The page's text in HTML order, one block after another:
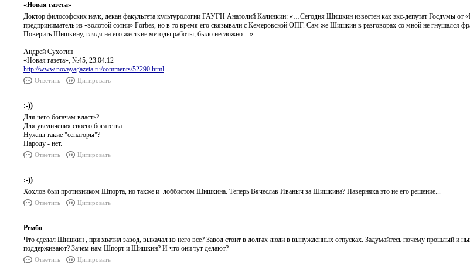
«Новая газета»
Доктор философских наук, декан факультета культурологии ГАУГН Анатолий Калинкин: «…Сегодня Шишкин известен как экс-депутат Госдумы от
предприниматель из «золотой сотни» Forbes, но в то время его связывали с Кемеровской ОПГ. Сам же Шишкин в разговорах со мной не гнушался
Поверить Шишкину, глядя на его жесткие методы работы, было несложно…»
Андрей Сухотин
«Новая газета», №45, 23.04.12
http://www.novayagazeta.ru/comments/52290.html
Ответить Цитировать
:-))
Для чего богачам власть?
Для увеличения своего богатства.
Нужны такие "сенаторы"?
Народу - нет.
Ответить Цитировать
:-))
Хохлов был противником Шпорта, но также и лоббистом Шишкина. Теперь Вячеслав Иваныч за Шишкина? Наверняка это не его решение...
Ответить Цитировать
Рембо
Что сделал Шишкин , при хватил завод, выкачал из него все? Завод стоит в долгах люди в вынужденных отпусках. Задумайтесь почему прошлый и
поддерживают? Зачем нам Шпорт и Шишкин? И что они тут делают?
Ответить Цитировать